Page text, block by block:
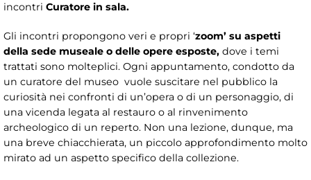
incontri Curatore in sala.
Gli incontri propongono veri e propri ‘zoom’ su aspetti
della sede museale o delle opere esposte, dove i temi
trattati sono molteplici. Ogni appuntamento, condotto da
un curatore del museo vuole suscitare nel pubblico la
curiosità nei confronti di un’opera o di un personaggio, di
una vicenda legata al restauro o al rinvenimento
archeologico di un reperto. Non una lezione, dunque, ma
una breve chiacchierata, un piccolo approfondimento molto
mirato ad un aspetto specifico della collezione.